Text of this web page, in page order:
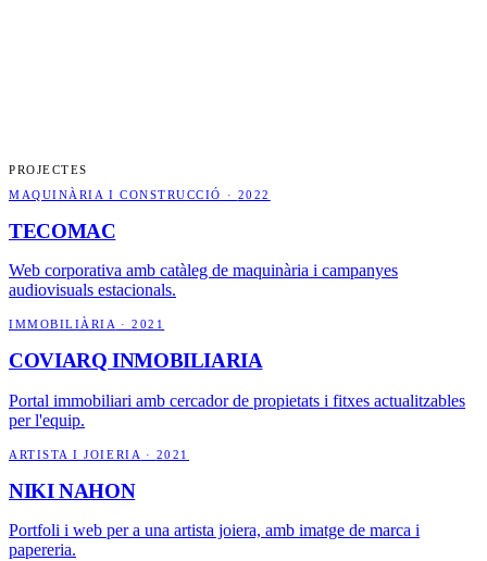
PROJECTES
MAQUINÀRIA I CONSTRUCCIÓ
· 2022
TECOMAC
Web corporativa amb catàleg de maquinària i campanyes
audiovisuals estacionals.
IMMOBILIÀRIA ·2021
COVIARQ INMOBILIARIA
Portal immobiliari amb cercador de propietats i fitxes actualitzables
per l'equip.
ARTISTA I JOIERIA · 2021
NIKI NAHON
Portfoli i web per a una artista joiera, amb imatge de marca i
papereria.